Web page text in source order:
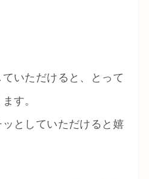
いただけると、とって
す。
としていただけると嬉